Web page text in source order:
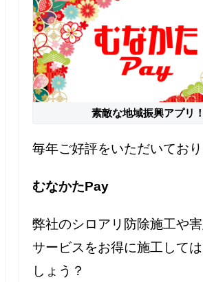
素敵な地域振興アプリ！
毎年ご好評をいただいてお
むなかたPay
弊社のシロアリ防除施工や
サービスをお得に施工して
しょう？